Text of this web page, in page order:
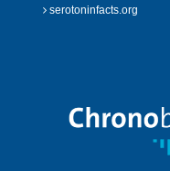
serotoninfacts.org